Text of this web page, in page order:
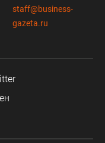
staff@business-
gazeta.ru